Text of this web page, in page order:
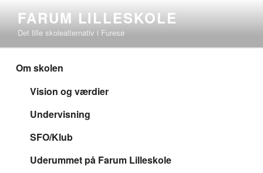
indhold
FARUM LILLESKOLE
Det lille skolealternativ i Furesø
Om skolen
Vision og værdier
Undervisning
SFO/Klub
Uderummet på Farum Lilleskole